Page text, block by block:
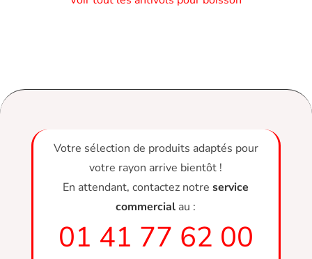
Votre sélection de produits adaptés pour
votre rayon arrive bientôt !
En attendant, contactez notreservice
commercial au :
01 41 77 62 00